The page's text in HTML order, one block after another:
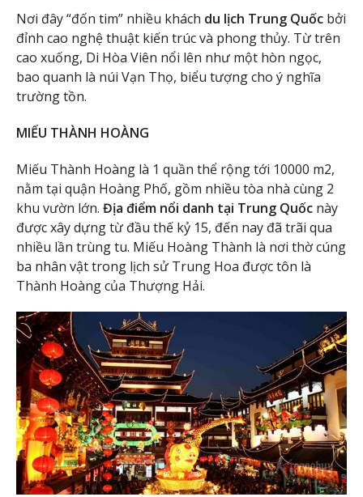
Nơi đây “đốn tim” nhiều khách du lịch Trung Quốc bởi
đỉnh cao nghệ thuật kiến trúc và phong thủy. Từ trên
cao xuống, Di Hòa Viên nổi lên như một hòn ngọc,
bao quanh là núi Vạn Thọ, biểu tượng cho ý nghĩa
trường tồn.
MIẾU THÀNH HOÀNG
Miếu Thành Hoàng là 1 quần thể rộng tới 10000 m2,
nằm tại quận Hoàng Phố, gồm nhiều tòa nhà cùng 2
khu vườn lớn. Địa điểm nổi danh tại Trung Quốc này
được xây dựng từ đầu thế kỷ 15, đến nay đã trãi qua
nhiều lần trùng tu. Miếu Hoàng Thành là nơi thờ cúng
ba nhân vật trong lịch sử Trung Hoa được tôn là
Thành Hoàng của Thượng Hải.